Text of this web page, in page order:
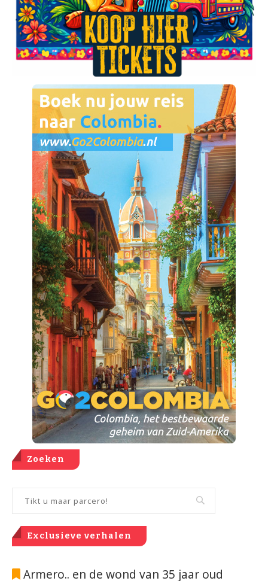
Zoeken
Exclusieve verhalen
Armero.. en de wond van 35 jaar oud